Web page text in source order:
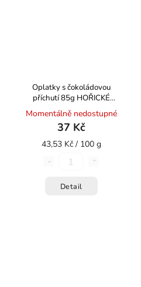
Oplatky s čokoládovou
příchutí 85g HOŘICKÉ
TRUBIČKY
Momentálně nedostupné
37 Kč
43,53 Kč / 100 g
Detail